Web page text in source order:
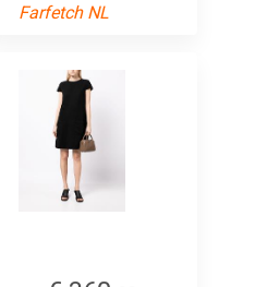
Farfetch NL